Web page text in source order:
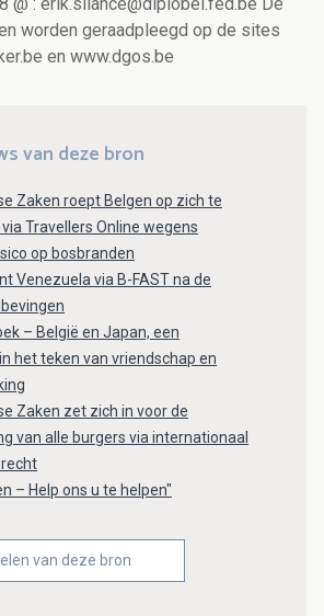
worden geraadpleegd op de sites
en www.dgos.be
van deze bron
Zaken roept Belgen op zich te
Travellers Online wegens
op bosbranden
Venezuela via B-FAST na de
– België en Japan, een
het teken van vriendschap en
Zaken zet zich in voor de
van alle burgers via internationaal
– Help ons u te helpen"
van deze bron